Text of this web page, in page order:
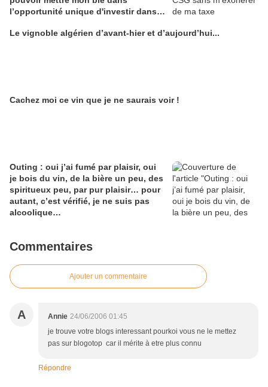
l’opportunité unique d'investir dans
Alain Edouard
Le vignoble algérien d’avant-hier et d’aujourd’hui...
Cachez moi ce vin que je ne saurais voir !
Outing : oui j’ai fumé par plaisir, oui
je bois du vin, de la bière un peu, des
spiritueux peu, par pur plaisir… pour
autant, c’est vérifié, je ne suis pas
alcoolique…
Commentaires
Ajouter un commentaire
A Annie 24/06/2006 01:45
je trouve votre blogs interessant pourkoi vous ne le mettez
pas sur blogotop car il mérite à etre plus connu
Répondre